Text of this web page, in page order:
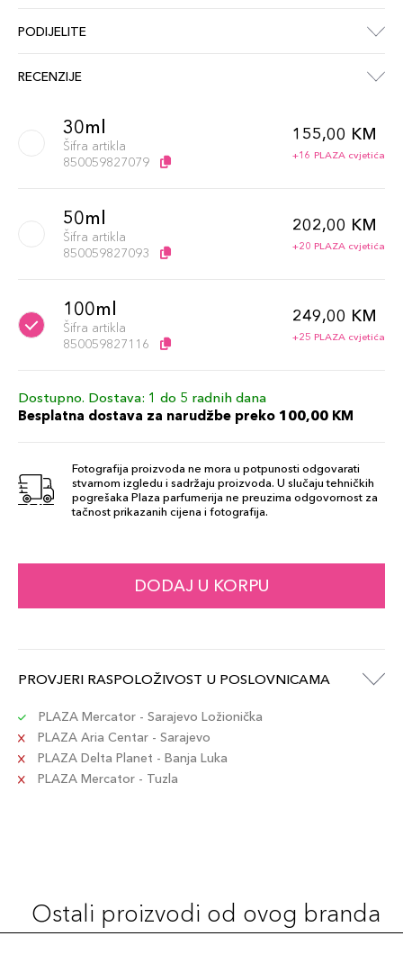
PODIJELITE
RECENZIJE
30ml
Šifra artikla
850059827079
155,00 KM
+16 PLAZA cvjetića
50ml
Šifra artikla
850059827093
202,00 KM
+20 PLAZA cvjetića
100ml
Šifra artikla
850059827116
249,00 KM
+25 PLAZA cvjetića
Dostupno. Dostava: 1 do 5 radnih dana
Besplatna dostava za narudžbe preko 100,00 KM
Fotografija proizvoda ne mora u potpunosti odgovarati
stvarnom izgledu i sadržaju proizvoda. U slučaju tehničkih
pogrešaka Plaza parfumerija ne preuzima odgovornost za
tačnost prikazanih cijena i fotografija.
DODAJ U KORPU
PROVJERI RASPOLOŽIVOST U POSLOVNICAMA
PLAZA Mercator - Sarajevo Ložionička
PLAZA Aria Centar - Sarajevo
PLAZA Delta Planet - Banja Luka
PLAZA Mercator - Tuzla
Ostali proizvodi od ovog branda